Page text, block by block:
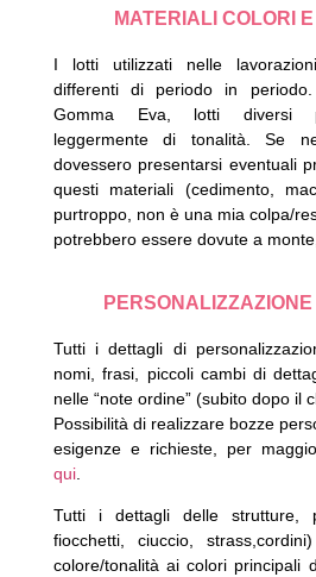
MATERIALI COLORI
I lotti utilizzati nelle
differenti di periodo in
Gomma Eva, lotti diversi
leggermente di tonalità.Se
dovessero presentarsi eventuali
questi materiali (cedimento,
purtroppo, non è una mia colpa/
potrebbero essere dovute a
PERSONALIZZAZIONE
Tutti i dettagli di
nomi, frasi, piccoli cambi di
nelle “note ordine” (subito dopo il
Possibilità di realizzare bozze
esigenze e richieste, per
qui
Tutti i dettagli delle strutture,
fiocchetti, ciuccio,
colore/tonalità ai colori principali